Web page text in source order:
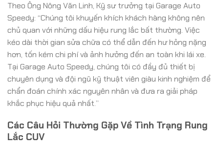
Theo Ông Nông Văn Linh, Kỹ sư trưởng tại Garage Auto
Speedy: “Chúng tôi khuyến khích khách hàng không nên
chủ quan với những dấu hiệu rung lắc bất thường. Việc
kéo dài thời gian sửa chữa có thể dẫn đến hư hỏng nặng
hơn, tốn kém chi phí và ảnh hưởng đến an toàn khi lái xe.
Tại Garage Auto Speedy, chúng tôi có đầy đủ thiết bị
chuyên dụng và đội ngũ kỹ thuật viên giàu kinh nghiệm để
chẩn đoán chính xác nguyên nhân và đưa ra giải pháp
khắc phục hiệu quả nhất.”
Các Câu Hỏi Thường Gặp Về Tình Trạng Rung
Lắc CUV